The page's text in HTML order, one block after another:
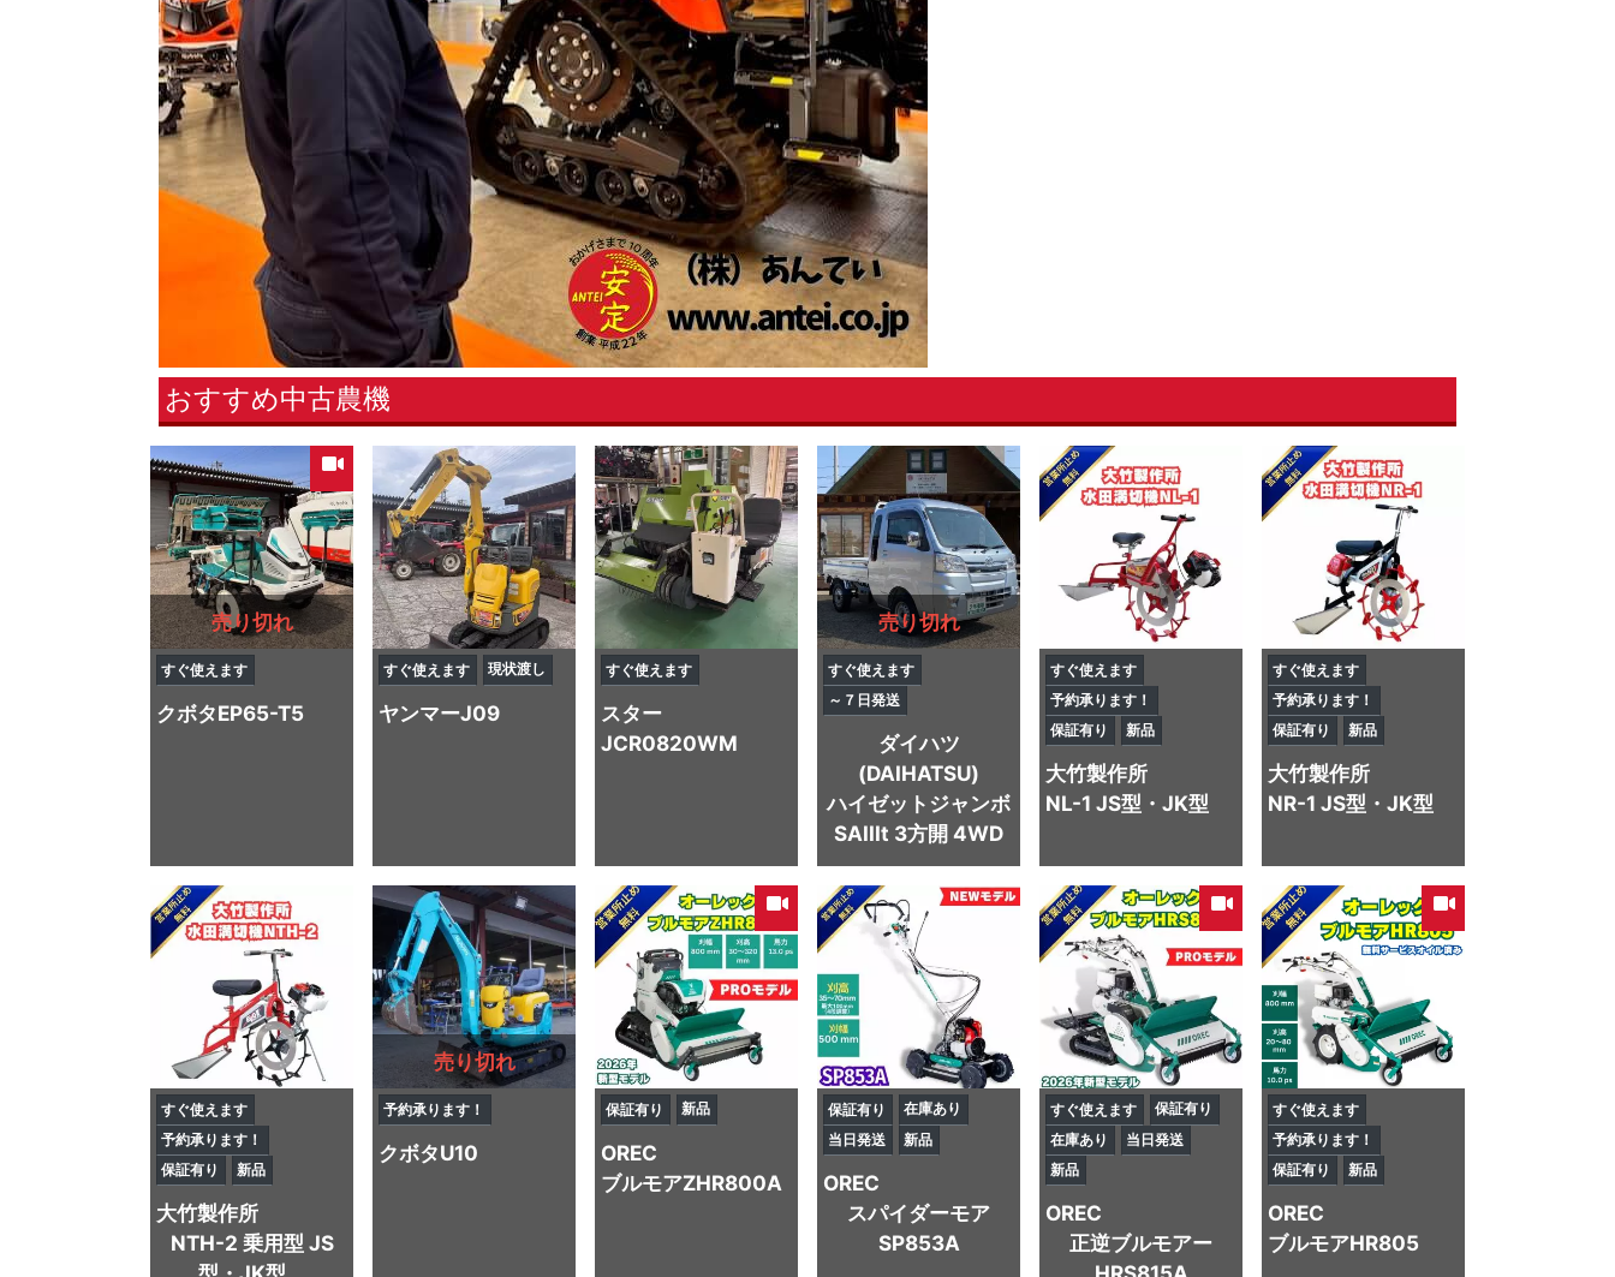
おすすめ中古農機
売り切れ
すぐ使えます
クボタEP65-T5
すぐ使えます 現状渡し
ヤンマーJ09
すぐ使えます
スター
JCR0820WM
売り切れ
すぐ使えます
～７日発送
ダイハツ
(DAIHATSU)
ハイゼットジャンボ
SAIIIt 3方開 4WD
すぐ使えます
予約承ります！
保証有り
新品
大竹製作所
NL-1 JS型・JK型
すぐ使えます
予約承ります！
保証有り
新品
大竹製作所
NR-1 JS型・JK型
すぐ使えます
予約承ります！
保証有り
新品
大竹製作所
NTH-2 乗用型 JS
売り切れ
予約承ります！
クボタU10
保証有り 新品
OREC
ブルモアZHR800A
保証有り
在庫あり
当日発送
新品
OREC
スパイダーモア
SP853A
すぐ使えます
保証有り
在庫あり
当日発送
新品
OREC
正逆ブルモアー
すぐ使えます
予約承ります！
保証有り
新品
OREC
ブルモアHR805